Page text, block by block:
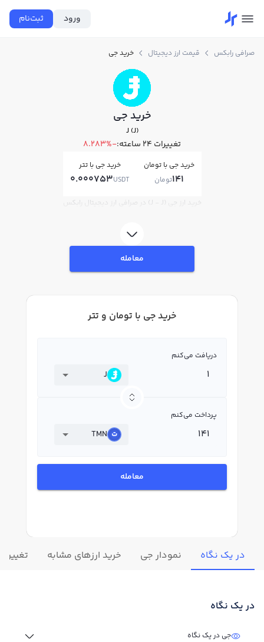
ورود ثبت‌نام
صرافی رابکس قیمت ارز دیجیتال خرید جی
خرید جی
J (J)
تغییرات ۲۴ ساعته: -8.283%
خرید جی با تومان
141تومان
خرید جی با تتر
0.000753USDT
خرید ارز جی (J - J) در صرافی ارز دیجیتال رابکس
معامله
خرید جی با تومان و تتر
دریافت می‌کنم
J
پرداخت می‌کنم
TMN
معامله
در یک نگاه نمودار جی خرید ارزهای مشابه
در یک نگاه
جی در یک نگاه